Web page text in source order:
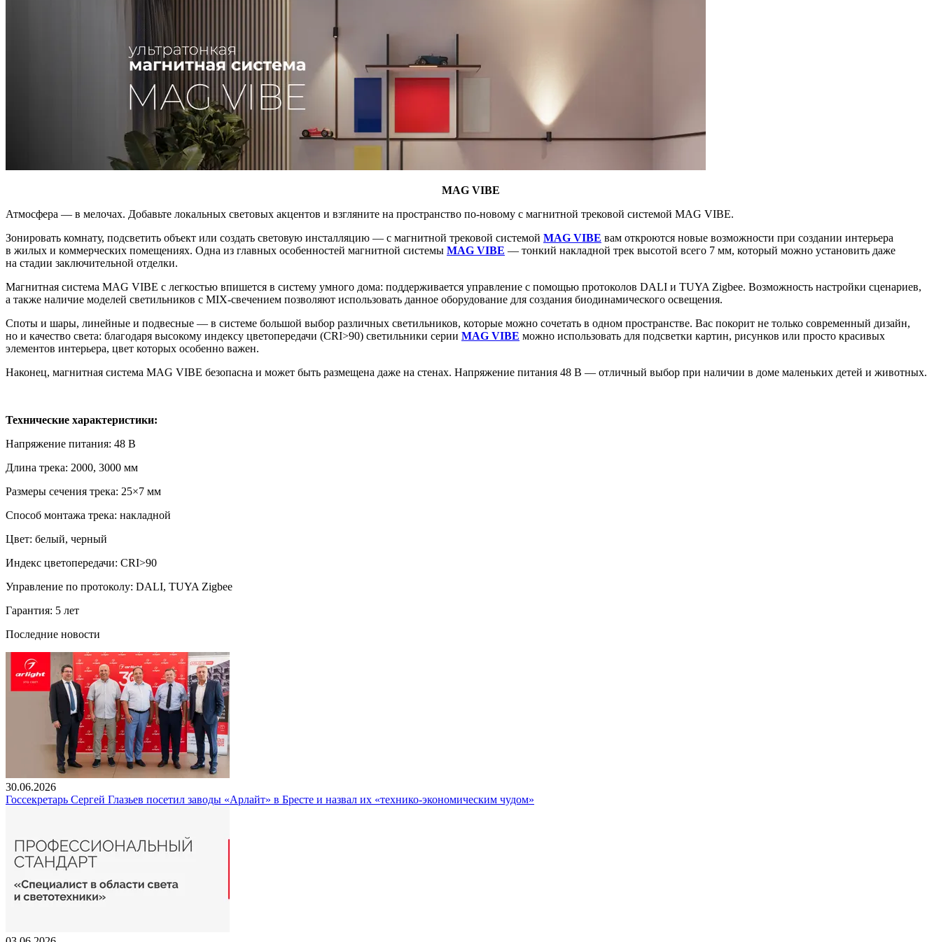
MAG VIBE
Атмосфера — в мелочах. Добавьте локальных световых акцентов и взгляните на пространство по-новому с магнитной трековой системой MAG VIBE.
Зонировать комнату, подсветить объект или создать световую инсталляцию — с магнитной трековой системой MAG VIBE вам откроются новые возможности при создании интерьера
в жилых и коммерческих помещениях. Одна из главных особенностей магнитной системы MAG VIBE — тонкий накладной трек высотой всего 7 мм, который можно установить даже
на стадии заключительной отделки.
Магнитная система MAG VIBE с легкостью впишется в систему умного дома: поддерживается управление с помощью протоколов DALI и TUYA Zigbee. Возможность настройки сценариев,
а также наличие моделей светильников с MIX-свечением позволяют использовать данное оборудование для создания биодинамического освещения.
Споты и шары, линейные и подвесные — в системе большой выбор различных светильников, которые можно сочетать в одном пространстве. Вас покорит не только современный дизайн,
но и качество света: благодаря высокому индексу цветопередачи (CRI>90) светильники серии MAG VIBE можно использовать для подсветки картин, рисунков или просто красивых
элементов интерьера, цвет которых особенно важен.
Наконец, магнитная система MAG VIBE безопасна и может быть размещена даже на стенах. Напряжение питания 48 В — отличный выбор при наличии в доме маленьких детей и животных.
Технические характеристики:
Напряжение питания: 48 В
Длина трека: 2000, 3000 мм
Размеры сечения трека: 25×7 мм
Способ монтажа трека: накладной
Цвет: белый, черный
Индекс цветопередачи: CRI>90
Управление по протоколу: DALI, TUYA Zigbee
Гарантия: 5 лет
Последние новости
30.06.2026
Госсекретарь Сергей Глазьев посетил заводы «Арлайт» в Бресте и назвал их «технико-экономическим чудом»